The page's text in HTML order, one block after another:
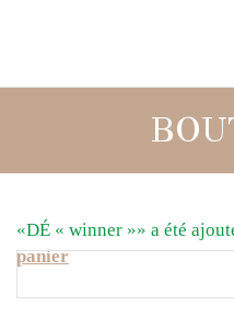
«DÉ « winner »» a été
panier